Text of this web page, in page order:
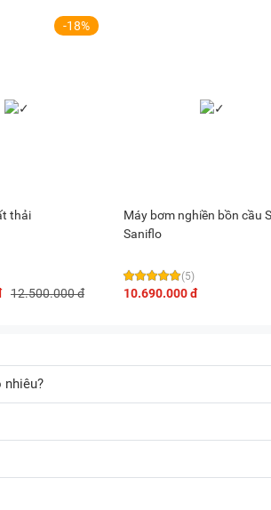
-18%
thải
12.500.000 đ
Máy bơm nghiền bồn cầu
Saniflo
(5)
10.690.000 đ
nhiêu?